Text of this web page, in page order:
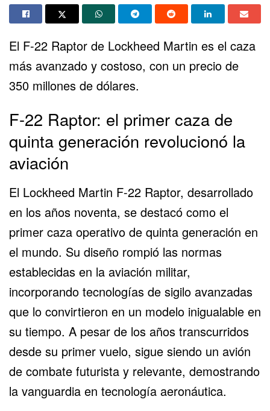
El F-22 Raptor de Lockheed Martin es el caza
más avanzado y costoso, con un precio de
350 millones de dólares.
F-22 Raptor: el primer caza de
quinta generación revolucionó la
aviación
El Lockheed Martin F-22 Raptor, desarrollado
en los años noventa, se destacó como el
primer caza operativo de quinta generación en
el mundo. Su diseño rompió las normas
establecidas en la aviación militar,
incorporando tecnologías de sigilo avanzadas
que lo convirtieron en un modelo inigualable en
su tiempo. A pesar de los años transcurridos
desde su primer vuelo, sigue siendo un avión
de combate futurista y relevante, demostrando
la vanguardia en tecnología aeronáutica.